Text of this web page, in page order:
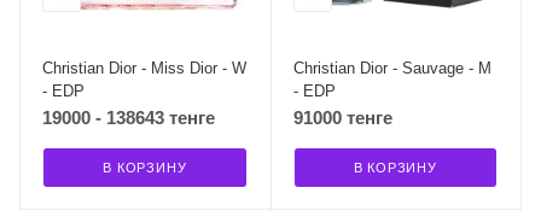
Christian Dior - Miss Dior - W
- EDP
19000 - 138643 тенге
В КОРЗИНУ
Christian Dior - Sauvage - M
- EDP
91000 тенге
В КОРЗИНУ